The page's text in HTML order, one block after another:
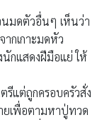
มดตัวอื่นๆ เห็นว่า
กเกาะมดหัว
กแสดงฝีมือแย่ ให้
รีแต่ถูกครอบครัวสั่ง
ยเพื่อตามหาปู่ทวด